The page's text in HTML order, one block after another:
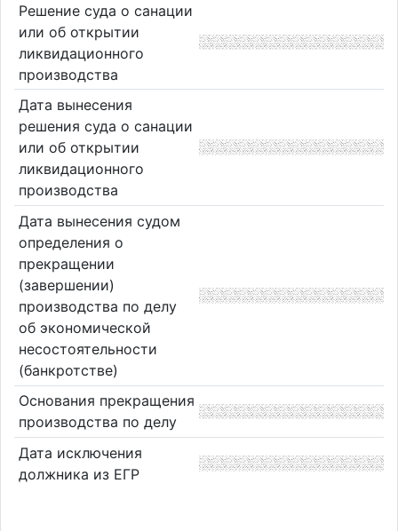
Решение суда о санации
или об открытии
ликвидационного
производства
Дата вынесения
решения суда о санации
или об открытии
ликвидационного
производства
Дата вынесения судом
определения о
прекращении
(завершении)
производства по делу
об экономической
несостоятельности
(банкротстве)
Основания прекращения
производства по делу
Дата исключения
должника из ЕГР